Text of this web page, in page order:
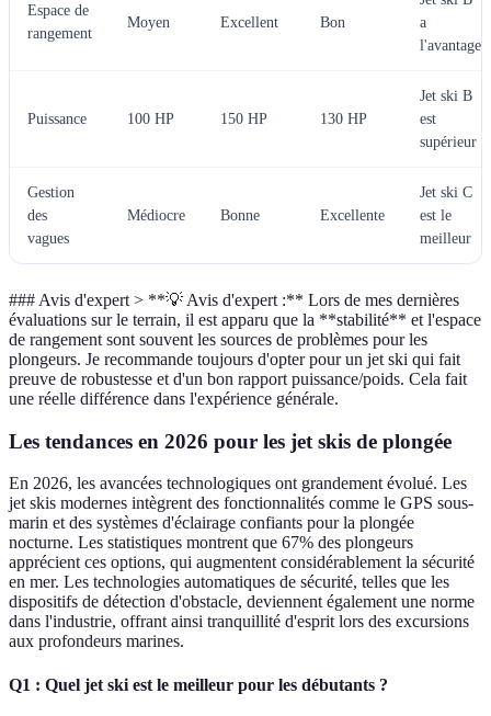
Espace de
rangement
Moyen Excellent Bon
a
l'avantage
Puissance 100 HP 150 HP 130 HP
Jet ski B
est
supérieur
Gestion
des
vagues
Médiocre Bonne Excellente
Jet ski C
est le
meilleur
### Avis d'expert > **💡 Avis d'expert :** Lors de mes dernières
évaluations sur le terrain, il est apparu que la **stabilité** et l'espace
de rangement sont souvent les sources de problèmes pour les
plongeurs. Je recommande toujours d'opter pour un jet ski qui fait
preuve de robustesse et d'un bon rapport puissance/poids. Cela fait
une réelle différence dans l'expérience générale.
Les tendances en 2026 pour les jet skis de plongée
En 2026, les avancées technologiques ont grandement évolué. Les
jet skis modernes intègrent des fonctionnalités comme le GPS sous-
marin et des systèmes d'éclairage confiants pour la plongée
nocturne. Les statistiques montrent que 67% des plongeurs
apprécient ces options, qui augmentent considérablement la sécurité
en mer. Les technologies automatiques de sécurité, telles que les
dispositifs de détection d'obstacle, deviennent également une norme
dans l'industrie, offrant ainsi tranquillité d'esprit lors des excursions
aux profondeurs marines.
Q1 : Quel jet ski est le meilleur pour les débutants ?